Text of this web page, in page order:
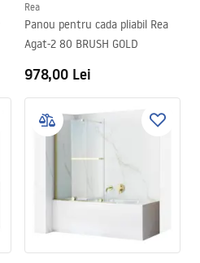
Rea
Panou pentru cada pliabil Rea
Agat-2 80 BRUSH GOLD
978,00 Lei